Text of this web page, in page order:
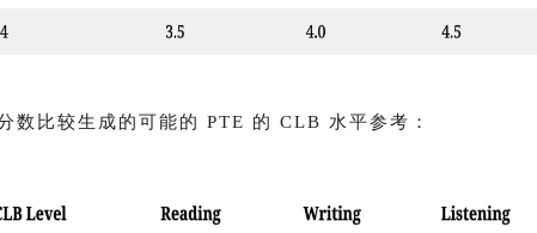
数比较生成的可能的 PTE 的 CLB 水平参考：